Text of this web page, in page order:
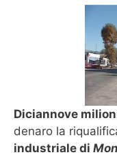
Diciannove
denaro la
industriale di